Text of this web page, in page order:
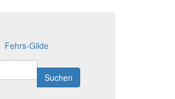
Fehrs-Gilde
Suchen